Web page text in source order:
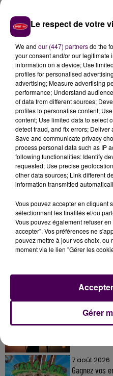
"Cette performance en
l’histoire industrielle,
notre ville, elle sera à
samedi 22 janvier à
alcôves du tunnel"
communiqué, en
sûr une atténuations du
nuit- prendra fin le
"après 24 heures
À LA UNE
11 juillet 2026
Inscrivez-
Kids !
7 août 2026
Gagnez vos
Le respect de votre
We and our (447) partnersdo the
your consent and/or our legitimate
information on a device; Use
profiles for personalised
advertising; Measure advertising
performance; Understand
of data from different sources;
profiles to personalise content;
content; Use limited data to select
detect fraud, and fix errors;
Save and communicate privacy
process personal data such as IP
following functionalities: Identify
requested; Use precise
other data sources; Link different
information transmitted
Vous pouvez accepter en cliquant
sélectionnant les finalités et/ou
Vous pouvez également refuser
accepter". Vos préférences ne
pouvez mettre à jour vos choix, ou
moment via le lien "Gérer les
Gérer